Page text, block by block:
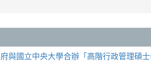
與國立中央大學合辦「高階行政管理碩